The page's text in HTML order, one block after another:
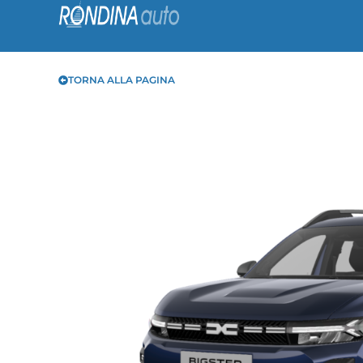
TORNA ALLA PAGINA